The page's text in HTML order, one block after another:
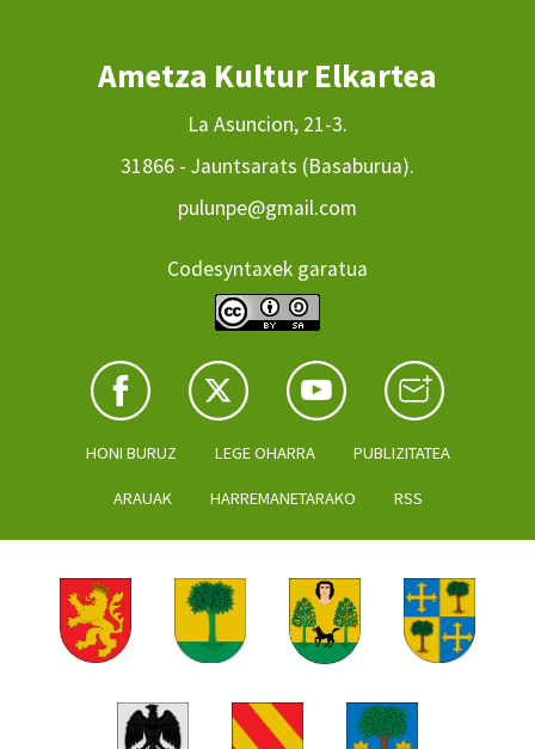
Ametza Kultur Elkartea
La Asuncion, 21-3.
31866 - Jauntsarats (Basaburua).
pulunpe@gmail.com
Codesyntaxek garatua
HONI BURUZ LEGE OHARRA PUBLIZITATEA
ARAUAK HARREMANETARAKO RSS